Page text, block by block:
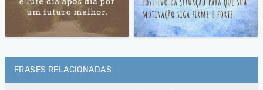
FRASES RELACIONADAS